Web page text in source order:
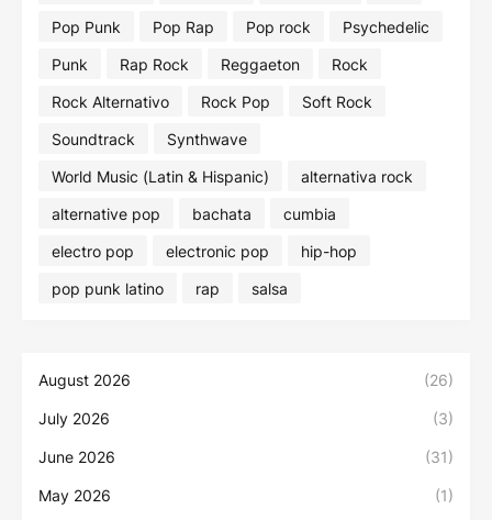
Pop Punk
Pop Rap Pop rock
Psychedelic
Punk
Rap Rock Reggaeton
Rock
Rock Alternativo
Rock Pop
Soft Rock
Soundtrack
Synthwave
World Music (Latin & Hispanic)
alternativa rock
alternative pop
bachata
cumbia
electro pop
electronic pop
hip-hop
pop punk latino
rap salsa
August 2026 (26)
July 2026 (3)
June 2026 (31)
May 2026 (1)